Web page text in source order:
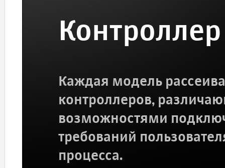
Каждая модель
контроллеров,
возможностями
требований
процесса.